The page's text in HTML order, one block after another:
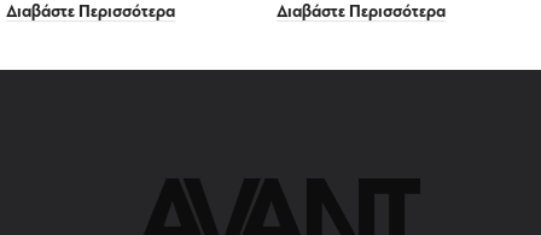
Διαβάστε Περισσότερα Διαβάστε Περισσότερα